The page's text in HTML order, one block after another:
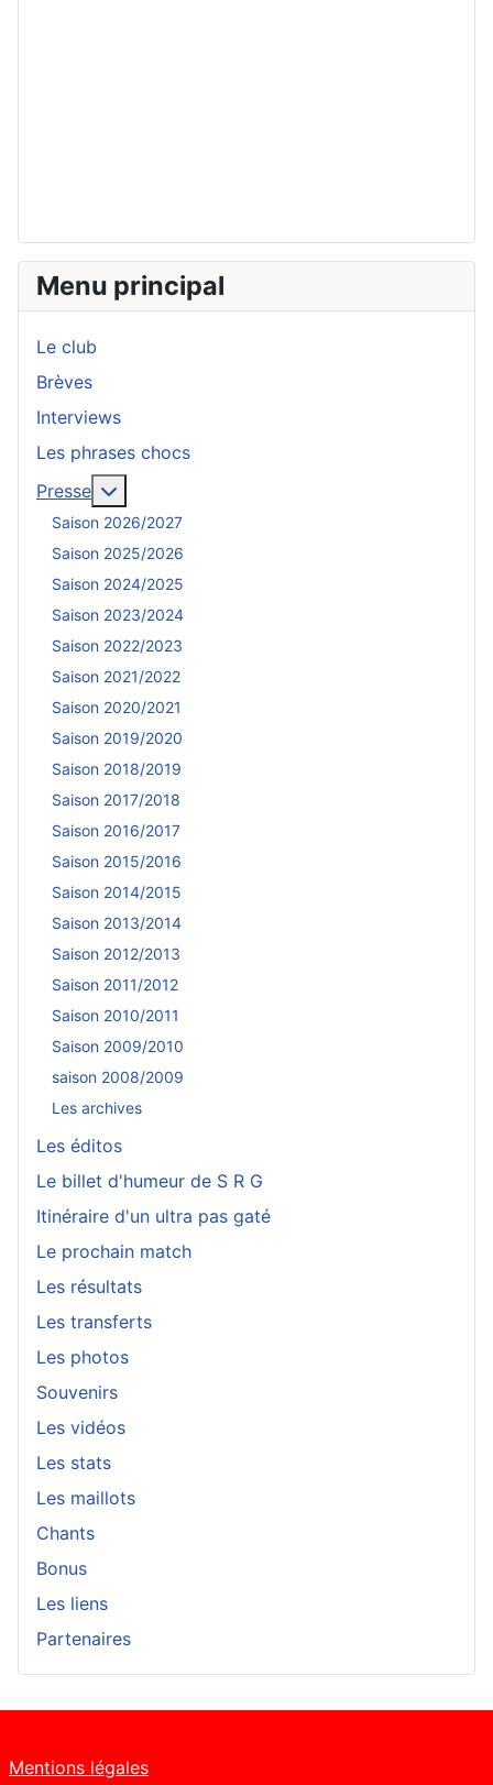
Menu principal
Le club
Brèves
Interviews
Les phrases chocs
Presse
Saison 2026/2027
Saison 2025/2026
Saison 2024/2025
Saison 2023/2024
Saison 2022/2023
Saison 2021/2022
Saison 2020/2021
Saison 2019/2020
Saison 2018/2019
Saison 2017/2018
Saison 2016/2017
Saison 2015/2016
Saison 2014/2015
Saison 2013/2014
Saison 2012/2013
Saison 2011/2012
Saison 2010/2011
Saison 2009/2010
saison 2008/2009
Les archives
Les éditos
Le billet d'humeur de S R G
Itinéraire d'un ultra pas gaté
Le prochain match
Les résultats
Les transferts
Les photos
Souvenirs
Les vidéos
Les stats
Les maillots
Chants
Bonus
Les liens
Partenaires
Mentions légales